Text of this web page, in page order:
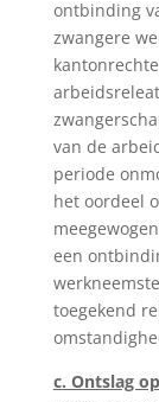
ontbinding
zwangere
van de
periode
het oordeel
een
toegekend
c. Ontslag